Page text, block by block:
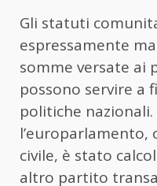
Gli statuti
espressamente
somme versate ai
possono servire a
politiche
civile, è stato
altro partito